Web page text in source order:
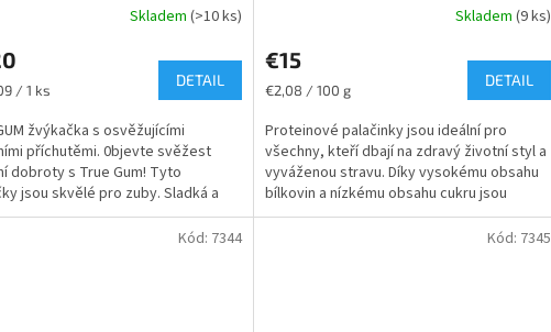
Skladem (>10 ks)
/ 1 ks
DETAIL
žvýkačka s osvěžujícími
příchutěmi. 0bjevte svěžest
dobroty s True Gum! Tyto
jsou skvělé pro zuby. Sladká a
vás okamžitě...
Skladem (9 ks)
€15
Jednotková
€2,08 / 100 g
DETAIL
Proteinové palačinky jsou ideální pro
všechny, kteří dbají na zdravý životní styl a
vyváženou stravu. Díky vysokému obsahu
bílkovin a nízkému obsahu cukru jsou
vynikající...
Kód: 7344 Kód: 7345